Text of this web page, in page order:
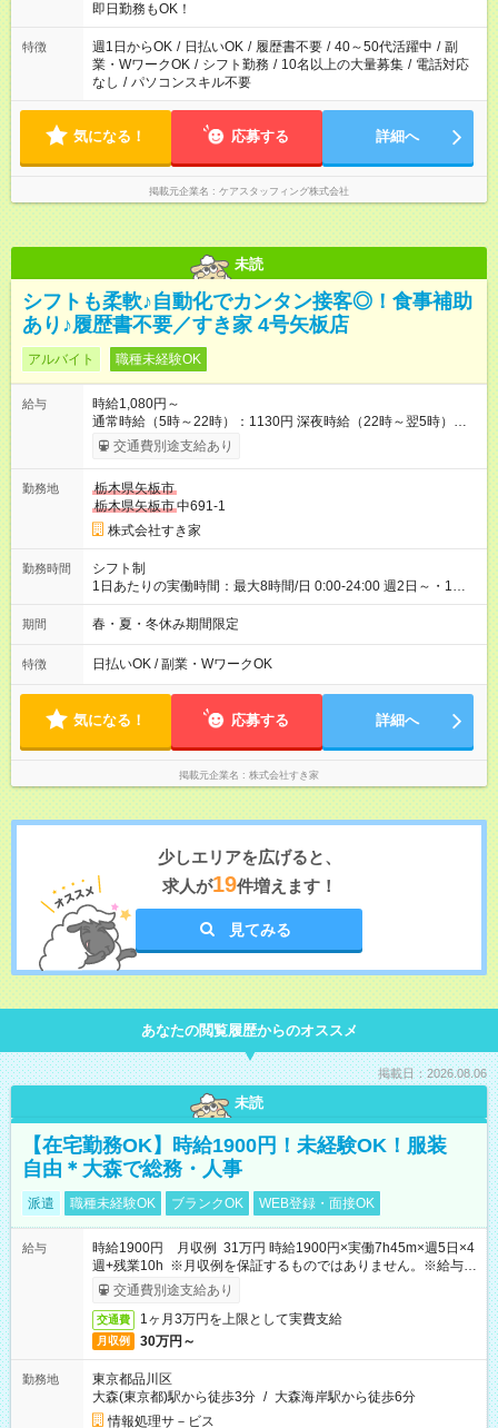
即日勤務もOK！
特徴 週1日からOK / 日払いOK / 履歴書不要 / 40～50代活躍中 / 副
業・WワークOK / シフト勤務 / 10名以上の大量募集 / 電話対応
なし / パソコンスキル不要
気になる！ 応募する 詳細へ
掲載元企業名 ケアスタッフィング株式会社
未読
シフトも柔軟♪自動化でカンタン接客◎！食事補助
あり♪履歴書不要／すき家 4号矢板店
アルバイト 職種未経験OK
給与
時給1,080円～
通常時給（5時～22時）：1130円 深夜時給（22時～翌5時）：
1413円 高校生時給：1080円 【特別手当】早朝手当（5：00-9：
00）時給+150円 【休日手当】時給＋50円 【試用期間】試用期
じです。 試用期間の実態は30日（※条件変更なし）ですが、切
り上げで一ヶ月とさせていただきます。 研修制度あり：15時間
(研修中も同時給）
交通費別途支給あり
勤務地
栃木県矢板市
栃木県矢板市中691-1
株式会社すき家
勤務時間
シフト制
1日あたりの実働時間：最大8時間/日 0:00-24:00 週2日～・1日
2h～OK ＜シフト例＞ 〇朝帯 5:00-9:00 〇昼帯 9:00-14:00 〇午
後帯 14:00-18:00 〇夜帯 18:00-22:00 〇深夜帯 22:00-翌5:00 基
ます♪
期間 春・夏・冬休み期間限定
特徴 日払いOK / 副業・WワークOK
気になる！ 応募する 詳細へ
掲載元企業名 株式会社すき家
少しエリアを広げると、
求人が19件増えます！
見てみる
あなたの閲覧履歴からのオススメ
掲載日：2026.08.06
未読
【在宅勤務OK】時給1900円！未経験OK！服装
自由＊大森で総務・人事
派遣 職種未経験OK ブランクOK WEB登録・面接OK
給与
時給1900円 月収例 31万円 時給1900円×実働7h45m×週5日×4
週+残業10h ※月収例を保証するものではありません。※給与即
受取りサービス利用可（利用条件有）
交通費別途支給あり
交通費 1ヶ月3万円を上限として実費支給
月収例 30万円～
勤務地
東京都品川区
大森(東京都)駅から徒歩3分 / 大森海岸駅から徒歩6分
情報処理サ－ビス